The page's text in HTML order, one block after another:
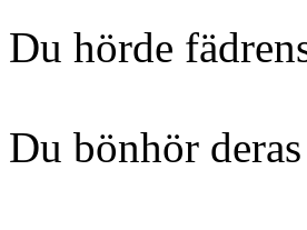
Du hörde
Du bönhör